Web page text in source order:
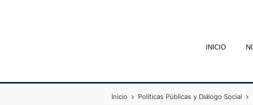
INICIO
Inicio Políticas Públicas y Diálogo Social